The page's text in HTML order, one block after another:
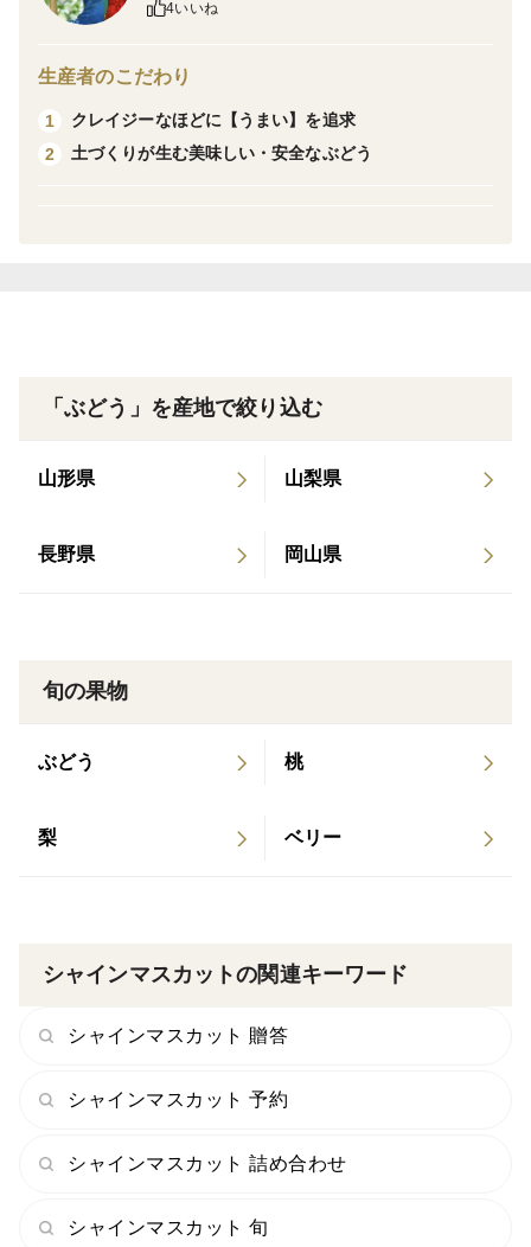
売が難しい状況です。そのため、一粒ずつ丁寧に選別し
一房分と同等の容量で、小粒ながらも濃厚な甘みと香り
が詰まった、今季限定の味わいをぜひご堪能ください。
惜しまない贅沢なひととき。その至福の味わいを、ぜひ
陽光をたっぷり浴びて育った、黄金色のシャインマス
【1.6倍】の高さを誇る、濃密な甘さが特徴です。気品
上。香りと甘みの余韻が、長く心に残ります。
います。さらに、ぶどうの観察を日々欠かさずに行なう
樹上で完熟を迎えたぶどうを最適な状態で冷蔵保存し、
大切な方への贈り物に、自分へのご褒美に──
CRAZY GRAPEが届けるのは、単なる果物ではなく、
4いいね
生産者のこだわり
1
クレイジーなほどに【うまい】を追求
2
土づくりが生む美味しい・安全なぶどう
「ぶどう」を産地で絞り込む
山形県 山梨県
長野県 岡山県
旬の果物
ぶどう 桃
梨 ベリー
シャインマスカットの関連キーワード
シャインマスカット 贈答
シャインマスカット 予約
シャインマスカット 詰め合わせ
シャインマスカット 旬